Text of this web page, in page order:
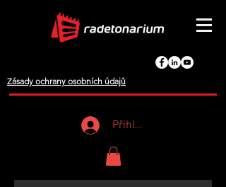
Zásady ochrany osobních údajů
Přihlášení